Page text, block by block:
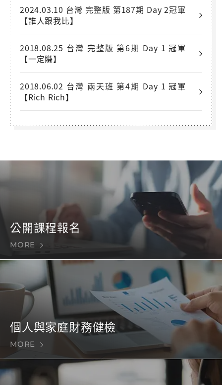
2024.03.10 台灣 完整版 第187期 Day 2冠軍
【誰人跟我比】
2018.08.25 台灣 完整版 第6期 Day 1 冠軍
【一定賺】
2018.06.02 台灣 兩天班 第4期 Day 1 冠軍
【Rich Rich】
公開課程報名
MORE
個人與家庭財務健檢
MORE